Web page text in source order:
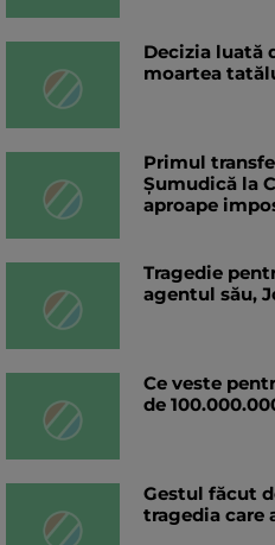
Decizia luată
moartea
Primul
Șumudică la
aproape
Tragedie
agentul său,
Ce veste
de
Gestul făcut
tragedia care